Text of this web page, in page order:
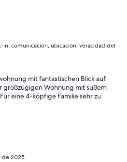
in, comunicación, ubicación, veracidad del
mit fantastischen Blick auf
großzügigen Wohnung mit süßem
eine 4-köpfige Familie sehr zu
de 2025